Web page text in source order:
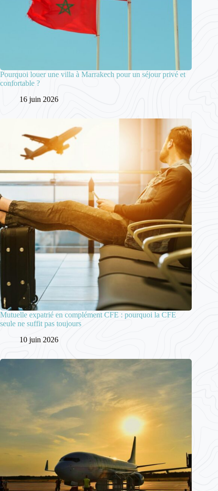
Pourquoi louer une villa à Marrakech pour un séjour privé et
confortable ?
16 juin 2026
Mutuelle expatrié en complément CFE : pourquoi la CFE
seule ne suffit pas toujours
10 juin 2026